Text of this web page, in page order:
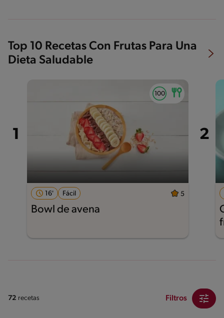
Top 10 Recetas Con Frutas Para Una
Dieta Saludable
16' Fácil 5
Bowl de avena
72 recetas Filtros